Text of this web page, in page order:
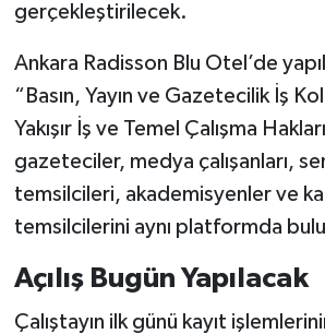
gerçekleştirilecek.
Ankara Radisson Blu Otel’de
“Basın, Yayın ve Gazetecilik İş
Yakışır İş ve Temel Çalışma
gazeteciler, medya çalışanları,
temsilcileri, akademisyenler ve
temsilcilerini aynı platformda
Açılış Bugün Yapılacak
Çalıştayın ilk günü kayıt